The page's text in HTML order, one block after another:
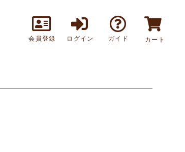
会員登録 ログイン ガイド カート